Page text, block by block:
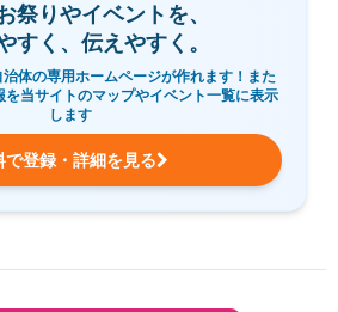
祭りやイベントを、
すく、伝えやすく。
治体の専用ホームページが作れます！また
を当サイトのマップやイベント一覧に表示
します
で登録・詳細を見る